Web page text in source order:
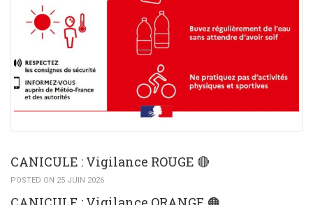
CANICULE : Vigilance ROUGE 🔴
POSTED ON 25 JUIN 2026